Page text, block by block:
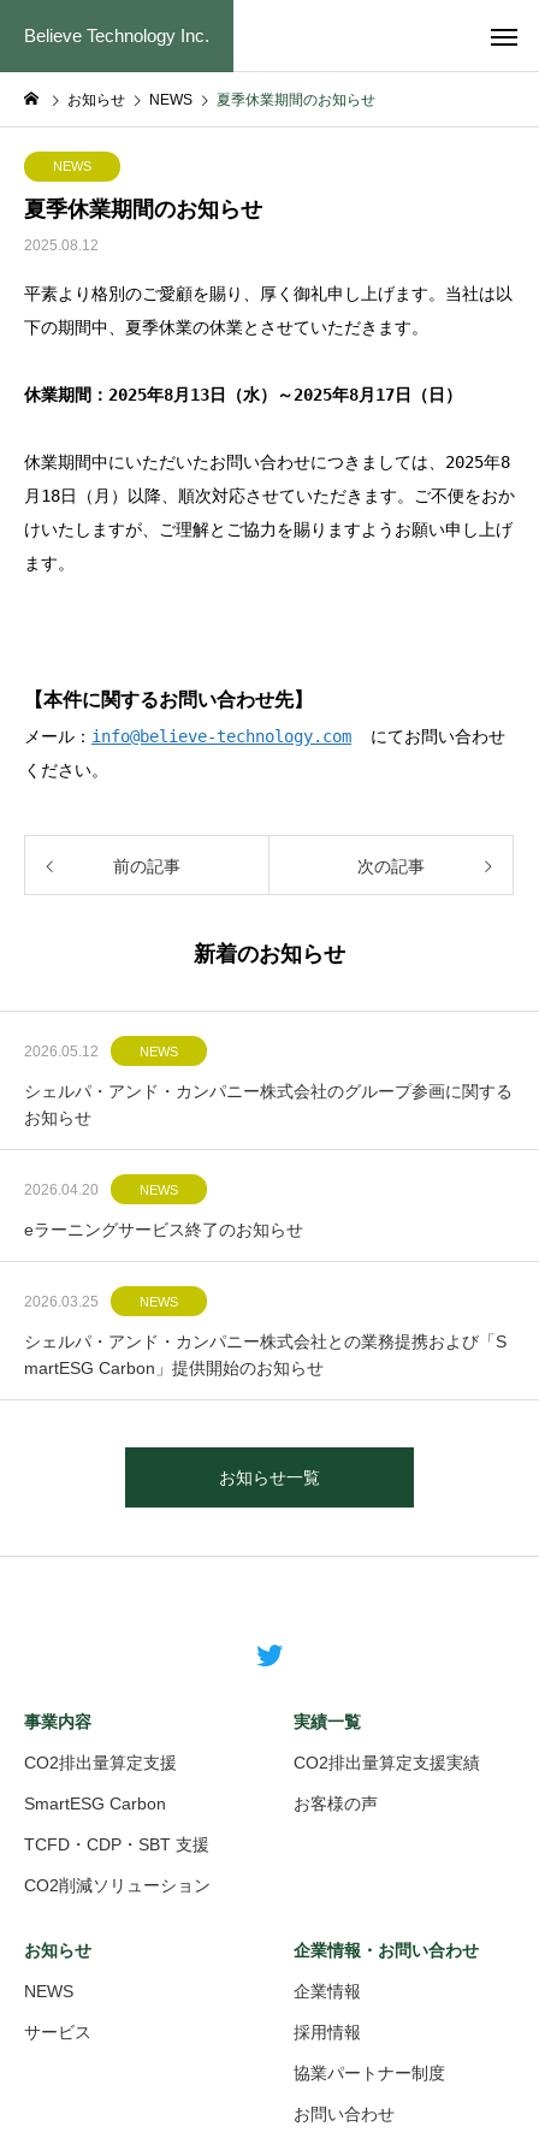
Believe Technology Inc.
お知らせ NEWS 夏季休業期間のお知らせ
NEWS
夏季休業期間のお知らせ
2025.08.12
平素より格別のご愛顧を賜り、厚く御礼申し上げます。当社は以
下の期間中、夏季休業の休業とさせていただきます。
休業期間：2025年8月13日（水）～2025年8月17日（日）
休業期間中にいただいたお問い合わせにつきましては、2025年8
月18日（月）以降、順次対応させていただきます。ご不便をおか
けいたしますが、ご理解とご協力を賜りますようお願い申し上げ
ます。
【本件に関するお問い合わせ先】
メール： info@believe-technology.com にてお問い合わせ
ください。
前の記事 次の記事
新着のお知らせ
2026.05.12 NEWS
シェルパ・アンド・カンパニー株式会社のグループ参画に関する
お知らせ
2026.04.20 NEWS
eラーニングサービス終了のお知らせ
2026.03.25 NEWS
シェルパ・アンド・カンパニー株式会社との業務提携および「S
martESG Carbon」提供開始のお知らせ
お知らせ一覧
事業内容
CO2排出量算定支援
SmartESG Carbon
TCFD・CDP・SBT 支援
CO2削減ソリューション
実績一覧
CO2排出量算定支援実績
お客様の声
お知らせ
NEWS
サービス
企業情報・お問い合わせ
企業情報
採用情報
協業パートナー制度
お問い合わせ